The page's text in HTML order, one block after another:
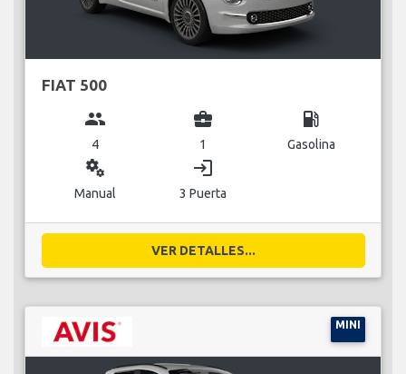
FIAT 500
group
4
business_center
1
local_gas_station
Gasolina
miscellaneous_services
Manual
login
3 Puerta
VER DETALLES...
MINI